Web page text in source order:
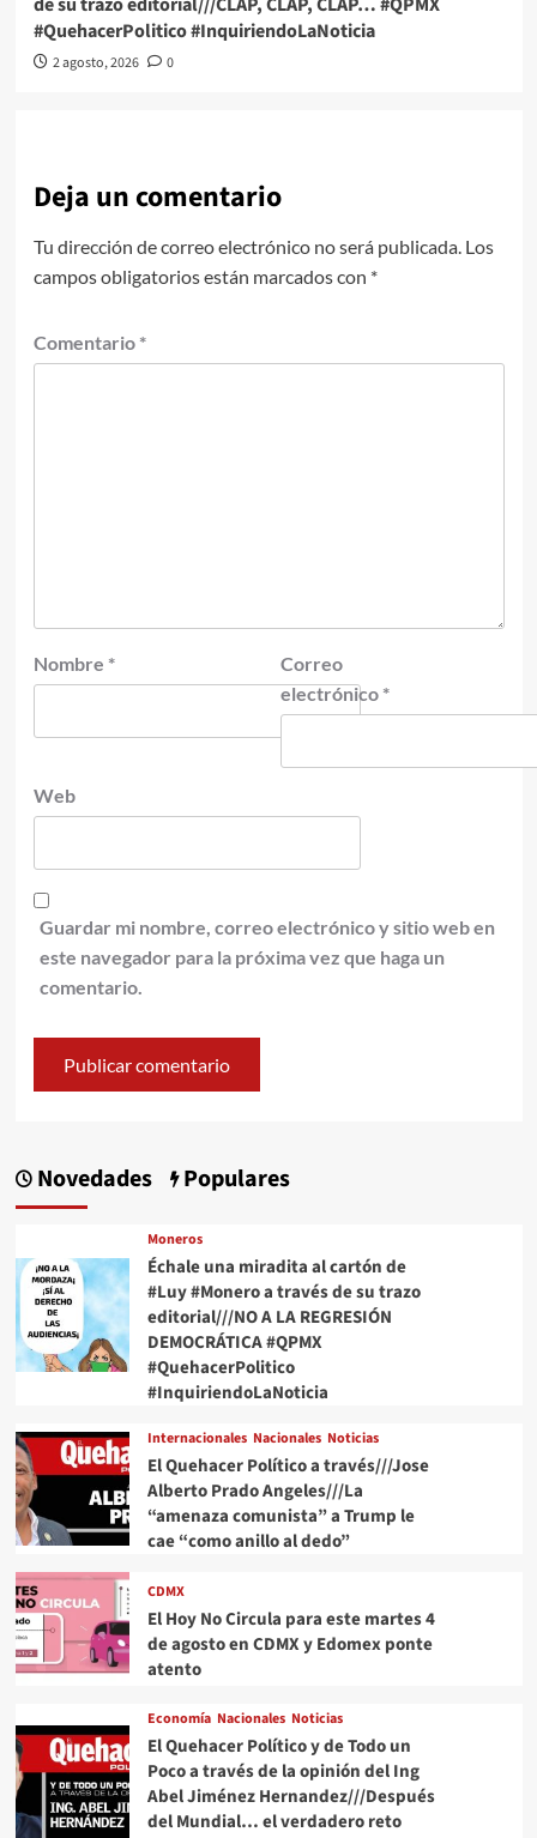
de su trazo editorial///CLAP, CLAP, CLAP… #QPMX
#QuehacerPolitico #InquiriendoLaNoticia
2 agosto, 2026 0
Deja un comentario
Tu dirección de correo electrónico no será publicada. Los
campos obligatorios están marcados con *
Comentario *
Nombre *
Correo
electrónico *
Web
Guardar mi nombre, correo electrónico y sitio web en
este navegador para la próxima vez que haga un
comentario.
Novedades Populares
Moneros
Échale una miradita al cartón de
#Luy #Monero a través de su trazo
editorial///NO A LA REGRESIÓN
DEMOCRÁTICA #QPMX
#QuehacerPolitico
#InquiriendoLaNoticia
Internacionales Nacionales Noticias
El Quehacer Político a través///Jose
Alberto Prado Angeles///La
“amenaza comunista” a Trump le
cae “como anillo al dedo”
CDMX
El Hoy No Circula para este martes 4
de agosto en CDMX y Edomex ponte
atento
Economía Nacionales Noticias
El Quehacer Político y de Todo un
Poco a través de la opinión del Ing
Abel Jiménez Hernandez///Después
del Mundial… el verdadero reto